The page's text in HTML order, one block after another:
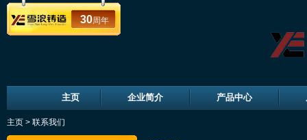
30周年
主页 企业简介 产品中心
主页 > 联系我们